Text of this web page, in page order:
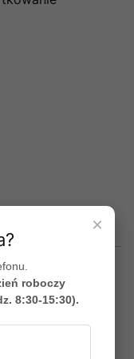
×
roboczy
8:30-15:30).